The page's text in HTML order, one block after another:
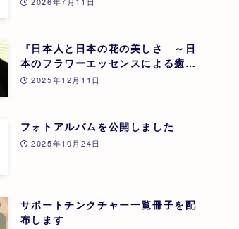
『日本人と日本の花の美しさ ～日
本のフラワーエッセンスによる癒
し』 東 昭史
2025年12月11日
フォトアルバムを公開しました
2025年10月24日
サポートチンクチャー一覧冊子を配
布します